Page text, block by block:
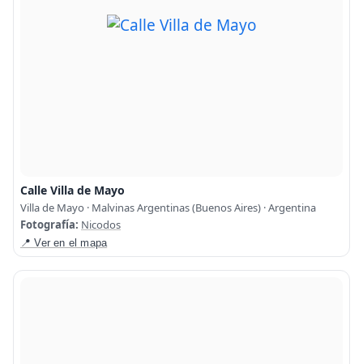
Calle Villa de Mayo
Villa de Mayo · Malvinas Argentinas (Buenos Aires) · Argentina
Fotografía: Nicodos
📍 Ver en el mapa